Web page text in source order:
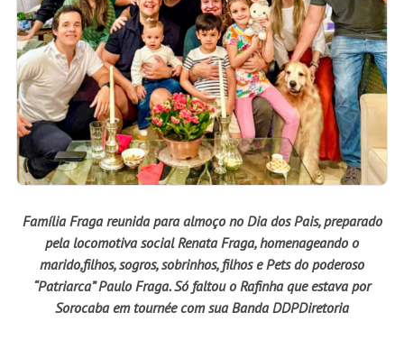
Família Fraga reunida para almoço no Dia dos Pais, preparado
pela locomotiva social Renata Fraga, homenageando o
marido,filhos, sogros, sobrinhos, filhos e Pets do poderoso
“Patriarca” Paulo Fraga. Só faltou o Rafinha que estava por
Sorocaba em tournée com sua Banda DDPDiretoria